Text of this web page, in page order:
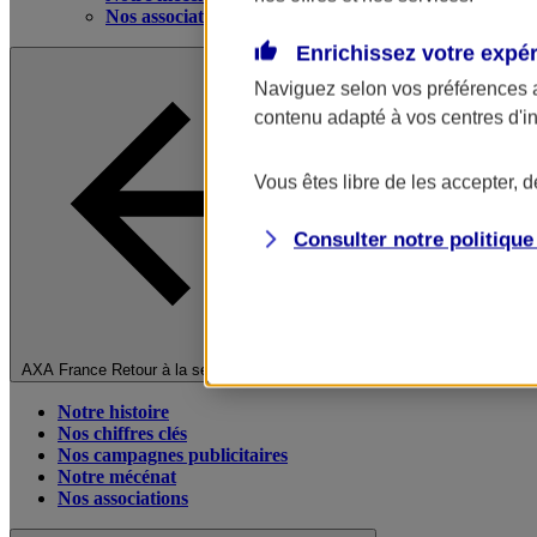
Nos associations
AXA France Retour à la section précédente
Notre histoire
Nos chiffres clés
Nos campagnes publicitaires
Notre mécénat
Nos associations
Enrichissez votre
Naviguez selon vos préférences
contenu adapté à vos centres
Vous êtes libre de les accepter,
Consulter notre